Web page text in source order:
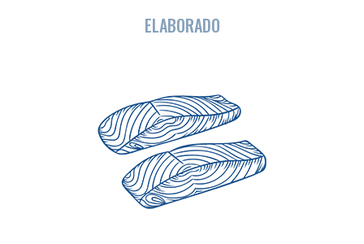
ELABORADO